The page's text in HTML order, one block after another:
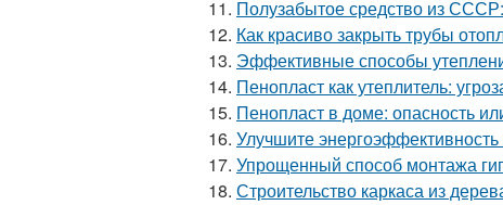
11. Полузабытое средство из
12. Как красиво закрыть трубы
13. Эффективные способы
14. Пенопласт как утеплитель:
15. Пенопласт в доме: опасность
16. Улучшите
17. Упрощенный способ монтажа
18. Строительство каркаса из